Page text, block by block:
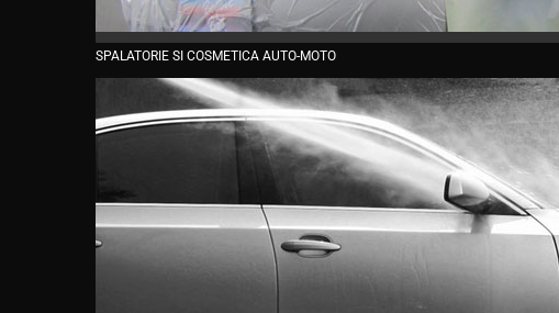
SPALATORIE SI COSMETICA AUTO-MOTO